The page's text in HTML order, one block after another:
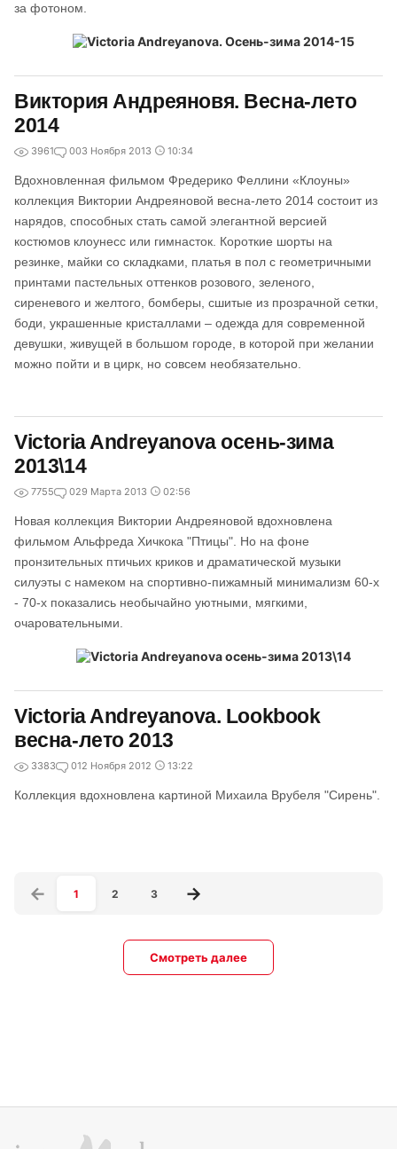
за фотоном.
Виктория Андреяновя. Весна-лето
2014
3961 003 Ноября 2013 10:34
Вдохновленная фильмом Фредерико Феллини «Клоуны»
коллекция Виктории Андреяновой весна-лето 2014 состоит из
нарядов, способных стать самой элегантной версией
костюмов клоунесс или гимнасток. Короткие шорты на
резинке, майки со складками, платья в пол с геометричными
принтами пастельных оттенков розового, зеленого,
сиреневого и желтого, бомберы, сшитые из прозрачной сетки,
боди, украшенные кристаллами – одежда для современной
девушки, живущей в большом городе, в которой при желании
можно пойти и в цирк, но совсем необязательно.
Victoria Andreyanova осень-зима
2013\14
7755 029 Марта 2013 02:56
Новая коллекция Виктории Андреяновой вдохновлена
фильмом Альфреда Хичкока "Птицы". Но на фоне
пронзительных птичьих криков и драматической музыки
силуэты с намеком на спортивно-пижамный минимализм 60-х
- 70-х показались необычайно уютными, мягкими,
очаровательными.
Victoria Andreyanova. Lookbook
весна-лето 2013
3383 012 Ноября 2012 13:22
Коллекция вдохновлена картиной Михаила Врубеля "Сирень".
1 2 3
Смотреть далее